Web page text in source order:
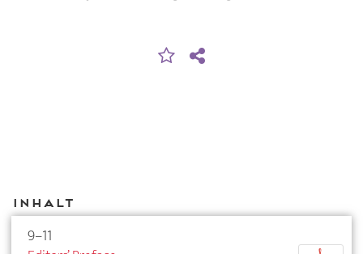
Inhalt
9–11